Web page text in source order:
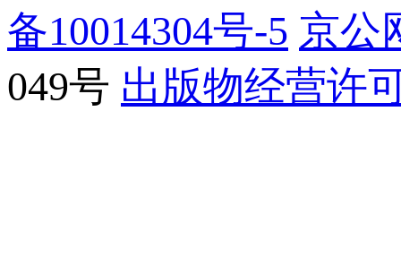
备10014304号-5 京公
049号 出版物经营许